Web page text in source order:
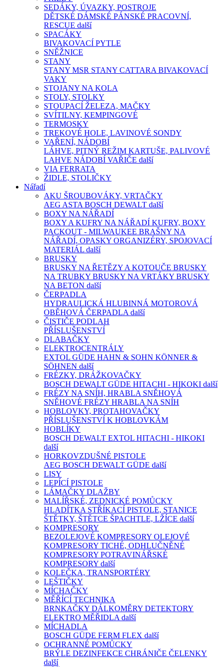
SEDÁKY, ÚVAZKY, POSTROJE
DĚTSKÉ DÁMSKÉ PÁNSKÉ PRACOVNÍ,
RESCUE další
SPACÁKY
BIVAKOVACÍ PYTLE
SNĚŽNICE
STANY
STANY MSR STANY CATTARA BIVAKOVACÍ
VAKY
STOJANY NA KOLA
STOLY, STOLKY
STOUPACÍ ŽELEZA, MAČKY
SVÍTILNY, KEMPINGOVÉ
TERMOSKY
TREKOVÉ HOLE, LAVINOVÉ SONDY
VAŘENÍ, NÁDOBÍ
LÁHVE, PITNÝ REŽIM KARTUŠE, PALIVOVÉ
LAHVE NÁDOBÍ VAŘIČE další
VIA FERRATA
ŽIDLE, STOLIČKY
Nářadí
AKU ŠROUBOVÁKY, VRTAČKY
AEG ASTA BOSCH DEWALT další
BOXY NA NÁŘADÍ
BOXY A KUFRY NA NÁŘADÍ KUFRY, BOXY
PACKOUT - MILWAUKEE BRAŠNY NA
NÁŘADÍ, OPASKY ORGANIZÉRY, SPOJOVACÍ
MATERIÁL další
BRUSKY
BRUSKY NA ŘETĚZY A KOTOUČE BRUSKY
NA TRUBKY BRUSKY NA VRTÁKY BRUSKY
NA BETON další
ČERPADLA
HYDRAULICKÁ HLUBINNÁ MOTOROVÁ
OBĚHOVÁ ČERPADLA další
ČISTIČE PODLAH
PŘÍSLUŠENSTVÍ
DLABAČKY
ELEKTROCENTRÁLY
EXTOL GÜDE HAHN & SOHN KÖNNER &
SÖHNEN další
FRÉZKY, DRÁŽKOVAČKY
BOSCH DEWALT GÜDE HITACHI - HIKOKI další
FRÉZY NA SNÍH, HRABLA SNĚHOVÁ
SNĚHOVÉ FRÉZY HRABLA NA SNÍH
HOBLOVKY, PROTAHOVAČKY
PŘÍSLUŠENSTVÍ K HOBLOVKÁM
HOBLÍKY
BOSCH DEWALT EXTOL HITACHI - HIKOKI
další
HORKOVZDUŠNÉ PISTOLE
AEG BOSCH DEWALT GÜDE další
LISY
LEPÍCÍ PISTOLE
LÁMAČKY DLAŽBY
MALÍŘSKÉ, ZEDNICKÉ POMŮCKY
HLADÍTKA STŘÍKACÍ PISTOLE, STANICE
ŠTĚTKY, ŠTĚTCE ŠPACHTLE, LŽÍCE další
KOMPRESORY
BEZOLEJOVÉ KOMPRESORY OLEJOVÉ
KOMPRESORY TICHÉ, ODHLUČNĚNÉ
KOMPRESORY POTRAVINÁŘSKÉ
KOMPRESORY další
KOLEČKA, TRANSPORTÉRY
LEŠTIČKY
MÍCHAČKY
MĚŘÍCÍ TECHNIKA
BRNKAČKY DÁLKOMĚRY DETEKTORY
ELEKTRO MĚŘIDLA další
MÍCHADLA
BOSCH GÜDE FERM FLEX další
OCHRANNÉ POMŮCKY
BRÝLE DEZINFEKCE CHRÁNIČE ČELENKY
další